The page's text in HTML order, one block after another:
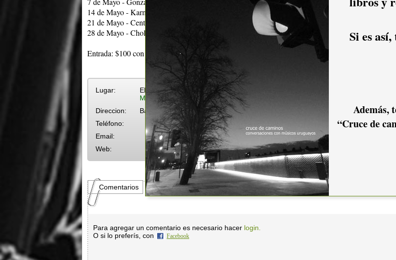
14 de Mayo - Karma Man kaya Acústico
21 de Mayo - Centre
28 de Mayo - Choleman
Entrada: $100 con una consumición
Lugar:
El Pony Pisador
Más eventos en El Pony Pisador
Direccion:
Bartolomé Mitre 1326
Teléfono:
Email:
Web:
Comentarios
Para agregar un comentario es necesario hacer login.
O si lo preferís, con
Facebook
Si es
Además,
“Cruce de